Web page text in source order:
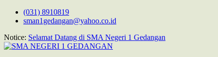
Skip
(031) 8910819
sman1gedangan@yahoo.co.id
Notice: Selamat Datang di SMA Negeri 1 Gedangan